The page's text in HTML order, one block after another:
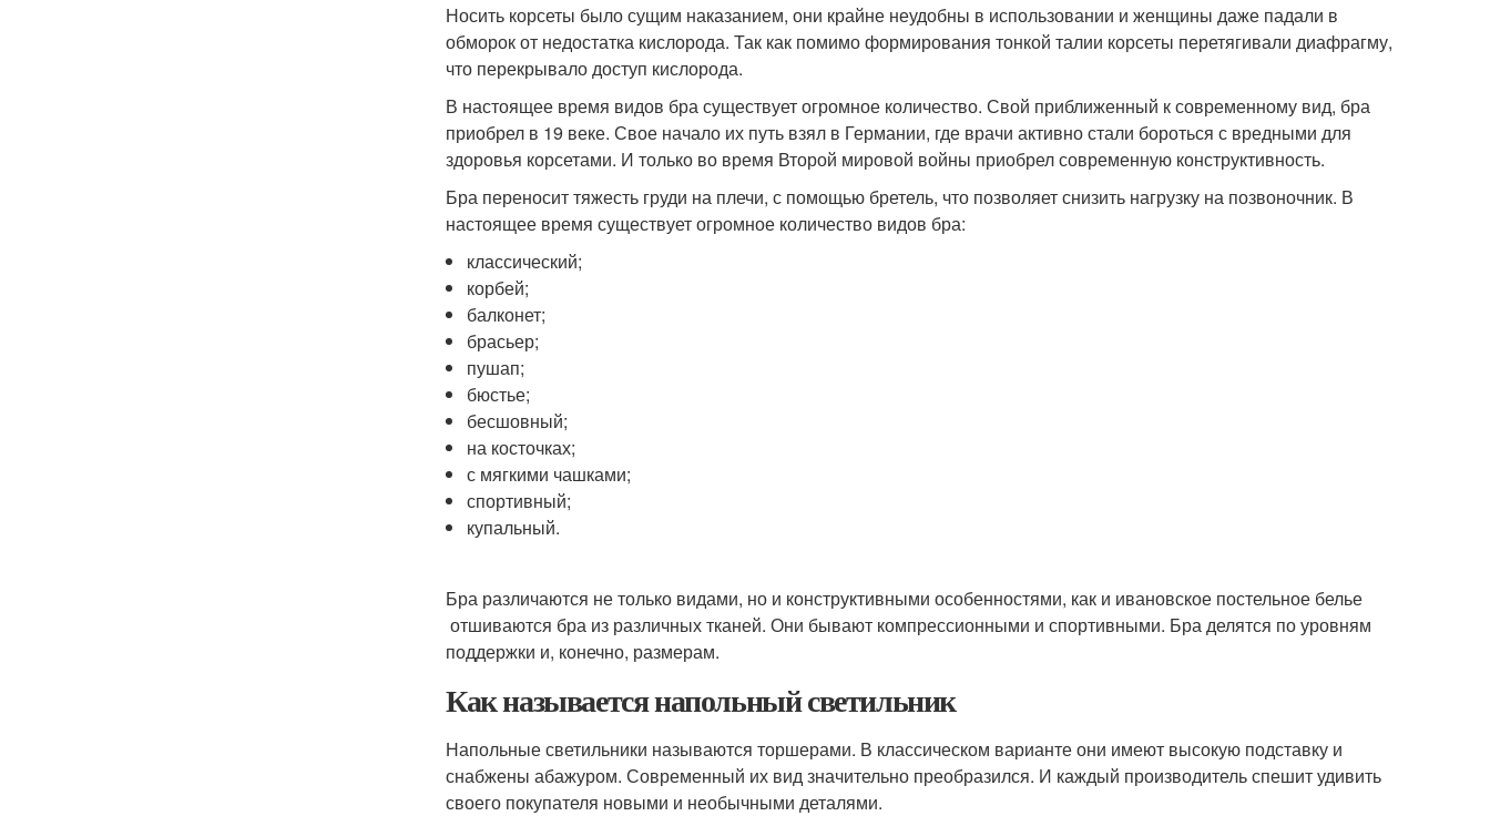
Носить корсеты было сущим наказанием, они крайне неудобны в использовании и женщины даже падали в
обморок от недостатка кислорода. Так как помимо формирования тонкой талии корсеты перетягивали диафрагму,
что перекрывало доступ кислорода.
В настоящее время видов бра существует огромное количество. Свой приближенный к современному вид, бра
приобрел в 19 веке. Свое начало их путь взял в Германии, где врачи активно стали бороться с вредными для
здоровья корсетами. И только во время Второй мировой войны приобрел современную конструктивность.
Бра переносит тяжесть груди на плечи, с помощью бретель, что позволяет снизить нагрузку на позвоночник. В
настоящее время существует огромное количество видов бра:
классический;
корбей;
балконет;
брасьер;
пушап;
бюстье;
бесшовный;
на косточках;
с мягкими чашками;
спортивный;
купальный.
Бра различаются не только видами, но и конструктивными особенностями, как и ивановское постельное белье
отшиваются бра из различных тканей. Они бывают компрессионными и спортивными. Бра делятся по уровням
поддержки и, конечно, размерам.
Как называется напольный светильник
Напольные светильники называются торшерами. В классическом варианте они имеют высокую подставку и
снабжены абажуром. Современный их вид значительно преобразился. И каждый производитель спешит удивить
своего покупателя новыми и необычными деталями.